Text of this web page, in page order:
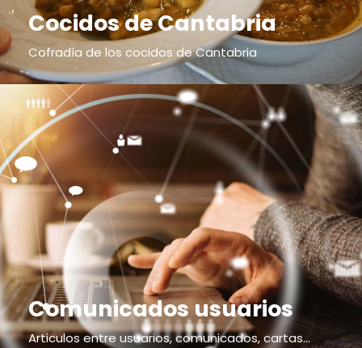
Cocidos de Cantabria
Cofradía de los cocidos de Cantabria
Comunicados usuarios
Articulos entre usuarios, comunicados, cartas...